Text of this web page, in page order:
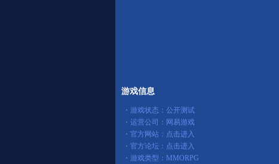
游戏信息
・游戏状态：公开测试
・运营公司：网易游戏
・官方网站： 点击进入
・官方论坛： 点击进入
・游戏类型：MMORPG